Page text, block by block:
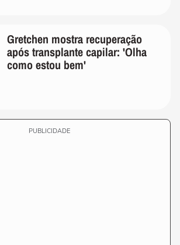
Gretchen mostra recuperação
após transplante capilar: 'Olha
como estou bem'
PUBLICIDADE